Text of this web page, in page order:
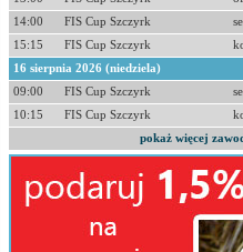
14:00
FIS Cup Szczyrk
15:15
FIS Cup Szczyrk
16 sierpnia 2026 (niedziela)
09:00
FIS Cup Szczyrk
10:15
FIS Cup Szczyrk
pokaż więcej